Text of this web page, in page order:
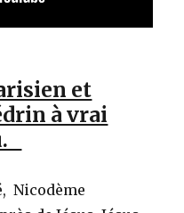
et
à vrai
Nicodème